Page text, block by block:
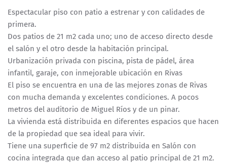
Espectacular piso con patio a estrenar y con calidades de
primera.
Dos patios de 21 m2 cada uno; uno de acceso directo desde
el salón y el otro desde la habitación principal.
Urbanización privada con piscina, pista de pádel, área
infantil, garaje, con inmejorable ubicación en Rivas
El piso se encuentra en una de las mejores zonas de Rivas
con mucha demanda y excelentes condiciones. A pocos
metros del auditorio de Miguel Ríos y de un pinar.
La vivienda está distribuida en diferentes espacios que hacen
de la propiedad que sea ideal para vivir.
Tiene una superficie de 97 m2 distribuida en Salón con
cocina integrada que dan acceso al patio principal de 21 m2.